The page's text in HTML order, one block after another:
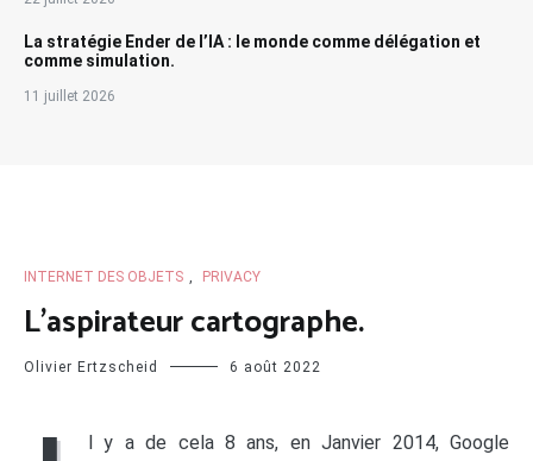
La stratégie Ender de l’IA : le monde comme délégation et
comme simulation.
11 juillet 2026
INTERNET DES OBJETS PRIVACY
L’aspirateur cartographe.
Olivier Ertzscheid 6 août 2022
l y a de cela 8 ans, en Janvier 2014, Google